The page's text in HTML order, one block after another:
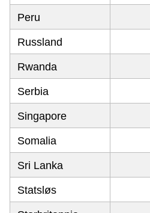
Peru
Russland
Rwanda
Serbia
Singapore
Somalia
Sri Lanka
Statsløs